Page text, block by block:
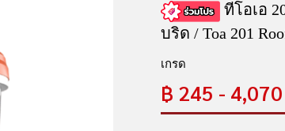
ทีโอเอ
บริด / Toa 201
เกรด
฿ 245 - 4,070